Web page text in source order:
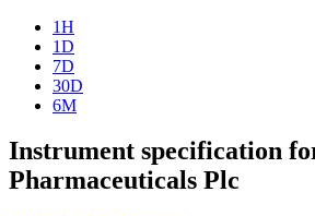
1H
1D
7D
30D
6M
Instrument specification
Pharmaceuticals Plc